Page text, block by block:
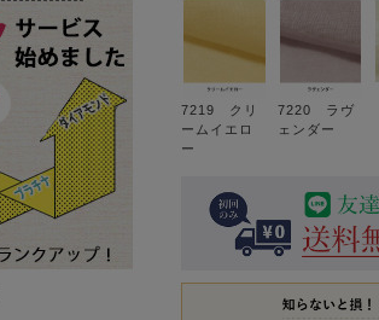
7219 クリ
ームイエロ
ー
7220 ラヴ
ェンダー